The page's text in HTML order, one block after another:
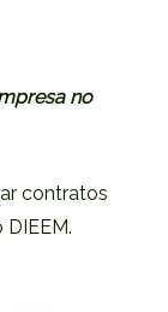
no
contratos